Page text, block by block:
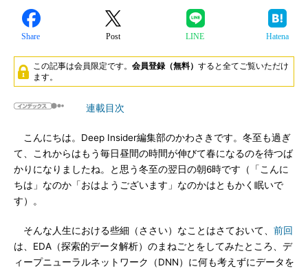
Share Post LINE Hatena
この記事は会員限定です。 会員登録（無料） すると全てご覧いただけ
ます。
連載目次
こんにちは。Deep Insider編集部のかわさきです。冬至も過ぎ
て、これからはもう毎日昼間の時間が伸びて春になるのを待つば
かりになりましたね。と思う冬至の翌日の朝6時です（「こんに
ちは」なのか「おはようございます」なのかはともかく眠いで
す）。
そんな人生における些細（ささい）なことはさておいて、 前回
は、EDA（探索的データ解析）のまねごとをしてみたところ、デ
ィープニューラルネットワーク（DNN）に何も考えずにデータを